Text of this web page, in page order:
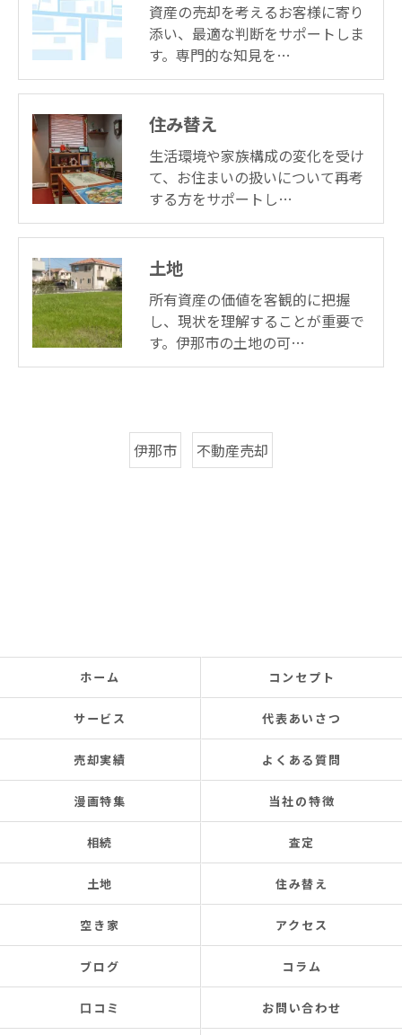
資産の売却を考えるお客様に寄り
添い、最適な判断をサポートしま
す。専門的な知見を…
住み替え
生活環境や家族構成の変化を受け
て、お住まいの扱いについて再考
する方をサポートし…
土地
所有資産の価値を客観的に把握
し、現状を理解することが重要で
す。伊那市の土地の可…
伊那市 不動産売却
ホーム コンセプト
サービス 代表あいさつ
売却実績 よくある質問
漫画特集 当社の特徴
相続 査定
土地 住み替え
空き家 アクセス
ブログ コラム
口コミ お問い合わせ